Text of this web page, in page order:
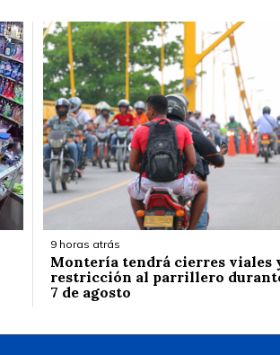
9 horas atrás
Montería tendrá cierres viales
restricción al parrillero
7 de agosto